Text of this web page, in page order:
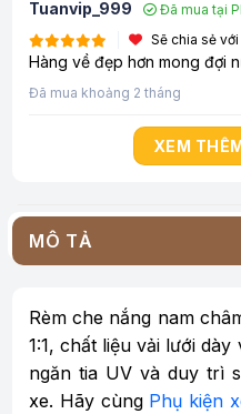
MÔ TẢ
Rèm che nắng nam
1:1, chất liệu vải lưới
ngăn tia UV và duy trì
xe. Hãy cùng Phụ kiện
Tuanvip_999
Đã mua tại
Sẽ chia sẻ
Hàng về đẹp hơn mong đợi
Đã mua khoảng 2 tháng
XEM